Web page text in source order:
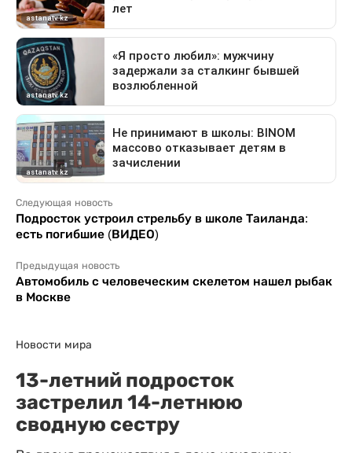
Следующая новость
Подросток устроил стрельбу в школе Таиланда:
есть погибшие (ВИДЕО)
Предыдущая новость
Автомобиль с человеческим скелетом нашел рыбак
в Москве
Новости мира
13-летний подросток
застрелил 14-летнюю
сводную сестру